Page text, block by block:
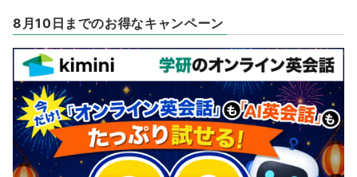
8月10日までのお得なキャンペーン